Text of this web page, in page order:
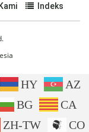
Indeks
HY
AZ
BG
CA
ZH-TW
CO